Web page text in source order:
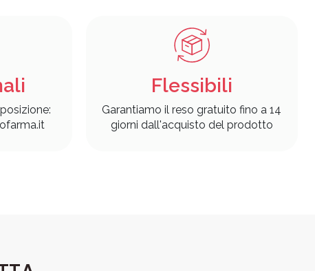
Flessibili
Garantiamo il reso gratuito fino a 14
giorni dall'acquisto del prodotto